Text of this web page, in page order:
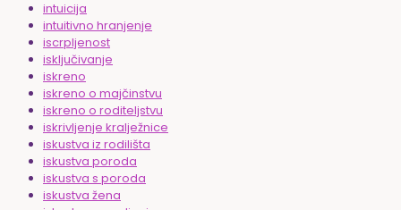
intuicija
intuitivno hranjenje
iscrpljenost
isključivanje
iskreno
iskreno o majčinstvu
iskreno o roditeljstvu
iskrivljenje kralježnice
iskustva iz rodilišta
iskustva poroda
iskustva s poroda
iskustva žena